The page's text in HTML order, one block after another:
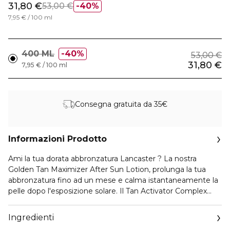
40%
31,80 €53,00 €
7,95 € / 100 ml
400 ML 40% 53,00 €
31,80 €
7,95 € / 100 ml
Consegna gratuita da 35€
Informazioni Prodotto
Ami la tua dorata abbronzatura Lancaster ? La nostra
Golden Tan Maximizer After Sun Lotion, prolunga la tua
abbronzatura fino ad un mese e calma istantaneamente la
pelle dopo l'esposizione solare. Il Tan Activator Complex
produzione di melanina per un abbronzatura dorata,
uniforme e duratura.Questa rinfrescante lozione dopo sole
Ingredienti